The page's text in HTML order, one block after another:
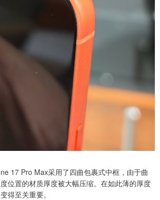
17 Pro Max采用了四曲包裹式中框，由于曲
位置的材质厚度被大幅压缩。在如此薄的厚度
得至关重要。